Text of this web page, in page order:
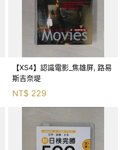
【XS4】認識電影_焦雄屏, 路易
斯吉奈堤
NT$ 229